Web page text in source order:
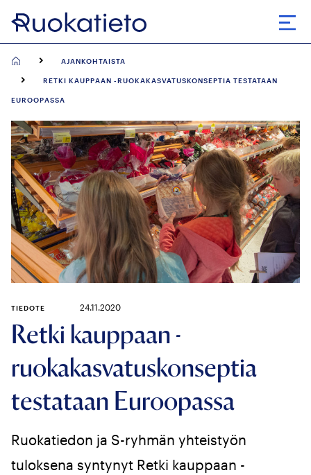
Siirry
suoraan
AJANKOHTAISTA
RETKI KAUPPAAN -RUOKAKASVATUSKONSEPTIA TESTATAAN
EUROOPASSA
Retki kauppaan -
ruokakasvatuskonseptia
testataan Euroopassa
TIEDOTE 24.11.2020
Ruokatiedon ja S-ryhmän yhteistyön
tuloksena syntynyt Retki kauppaan -